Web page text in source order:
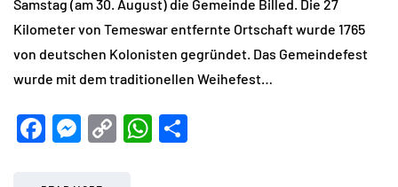
Samstag (am 30. August) die Gemeinde Billed. Die 27
Kilometer von Temeswar entfernte Ortschaft wurde 1765
von deutschen Kolonisten gegründet. Das Gemeindefest
wurde mit dem traditionellen Weihefest…
Facebook
Messenger
CopyWhatsApp